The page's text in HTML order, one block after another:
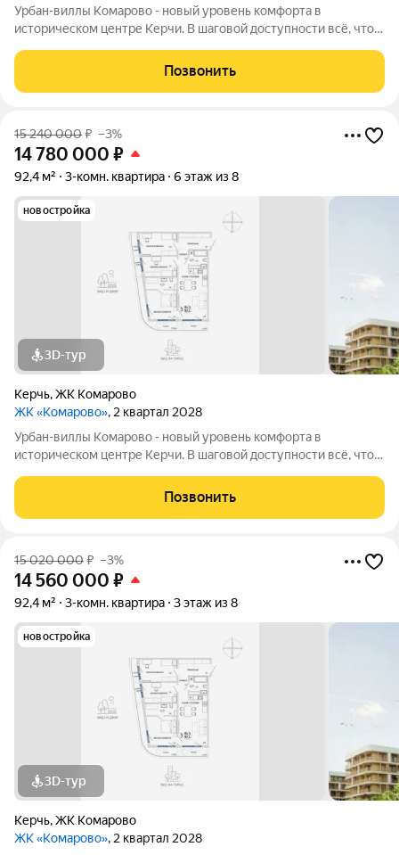
Урбан-виллы Комарово - новый уровень комфорта в
историческом центре Керчи. В шаговой доступности всё, что
благодаря обилию парковых зон. Прямо под окнами самый
большой ландшафтный парк в
Позвонить
15 240 000₽ –3%
14 780 000 ₽
92,4 м² 3-комн. квартира 6 этаж из 8
новостройка
3D-тур
Керчь,ЖК Комарово
ЖК «Комарово», 2 квартал 2028
Урбан-виллы Комарово - новый уровень комфорта в
историческом центре Керчи. В шаговой доступности всё, что
благодаря обилию парковых зон. Прямо под окнами самый
большой ландшафтный парк в
Позвонить
15 020 000₽ –3%
14 560 000 ₽
92,4 м² 3-комн. квартира 3 этаж из 8
новостройка
3D-тур
Керчь,ЖК Комарово
ЖК «Комарово», 2 квартал 2028